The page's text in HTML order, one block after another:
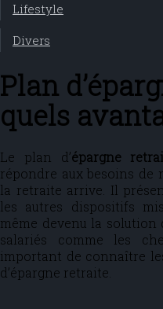
Lifestyle
Divers
Plan
quels
Le plan d’épargne
répondre aux besoins de
la retraite arrive. Il
les autres dispositifs
même devenu la solution
salariés comme les
important de connaître
d’épargne retraite.